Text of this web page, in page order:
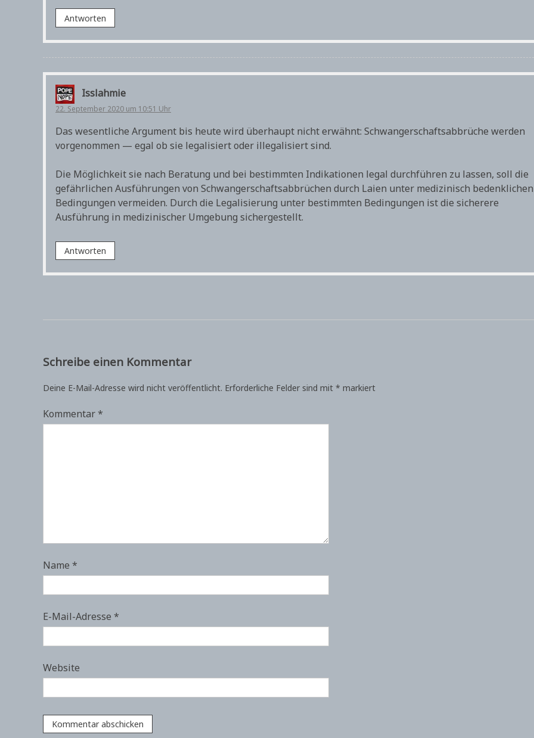
Antworten
Isslahmie
22. September 2020 um 10:51 Uhr
Das wesentliche Argument bis heute wird überhaupt nicht erwähnt: Schwangerschaftsabbrüche werden
vorgenommen — egal ob sie legalisiert oder illegalisiert sind.
Die Möglichkeit sie nach Beratung und bei bestimmten Indikationen legal durchführen zu lassen, soll die
gefährlichen Ausführungen von Schwangerschaftsabbrüchen durch Laien unter medizinisch bedenklichen
Bedingungen vermeiden. Durch die Legalisierung unter bestimmten Bedingungen ist die sicherere
Ausführung in medizinischer Umgebung sichergestellt.
Antworten
Schreibe einen Kommentar
Deine E-Mail-Adresse wird nicht veröffentlicht. Erforderliche Felder sind mit * markiert
Kommentar*
Name *
E-Mail-Adresse *
Website